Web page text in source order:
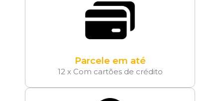
Parcele em até
12 x Com cartões de crédito